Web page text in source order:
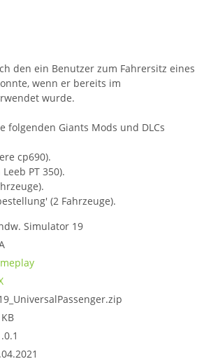
den ein Benutzer zum Fahrersitz eines
wenn er bereits im
wurde.
folgenden Giants Mods und DLCs
cp690).
PT 350).
(2 Fahrzeuge).
Simulator 19